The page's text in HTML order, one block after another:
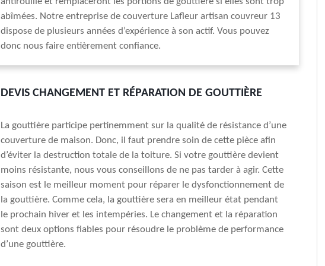
abîmées. Notre entreprise de couverture Lafleur artisan couvreur 13
dispose de plusieurs années d’expérience à son actif. Vous pouvez
donc nous faire entièrement confiance.
DEVIS CHANGEMENT ET RÉPARATION DE GOUTTIÈRE
La gouttière participe pertinemment sur la qualité de résistance d’une
couverture de maison. Donc, il faut prendre soin de cette pièce afin
d’éviter la destruction totale de la toiture. Si votre gouttière devient
moins résistante, nous vous conseillons de ne pas tarder à agir. Cette
saison est le meilleur moment pour réparer le dysfonctionnement de
la gouttière. Comme cela, la gouttière sera en meilleur état pendant
le prochain hiver et les intempéries. Le changement et la réparation
sont deux options fiables pour résoudre le problème de performance
d’une gouttière.